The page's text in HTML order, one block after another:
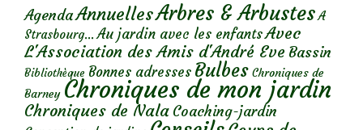
AgendaAnnuellesArbres & Arbustes A
Strasbourg... Au jardin avec les enfantsAvec
L'Association des Amis d'André Eve Bassin
Bibliothèque Bonnes adresses Bulbes Chroniques de
Barney Chroniques de mon jardin
Chroniques de Nala Coaching-jardin